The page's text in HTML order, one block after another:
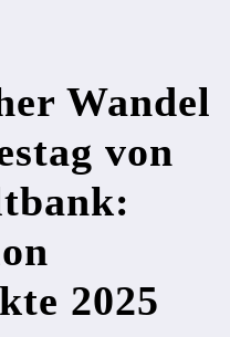
Wandel
von
2025